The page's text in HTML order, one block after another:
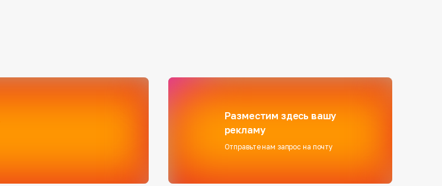
Разместим здесь вашу
рекламу
Отправьте нам запрос на почту